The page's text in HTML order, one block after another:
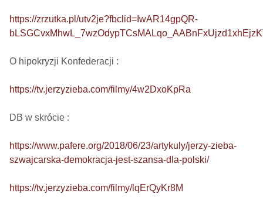
https://zrzutka.pl/utv2je?fbclid=IwAR14gpQR-
O hipokryzji Konfederacji :
https://tv.jerzyzieba.com/filmy/4w2DxoKpRa
DB w skrócie :
https://www.pafere.org/2018/06/23/artykuly/jerzy-zieba-
szwajcarska-demokracja-jest-szansa-dla-polski/
https://tv.jerzyzieba.com/filmy/lqErQyKr8M